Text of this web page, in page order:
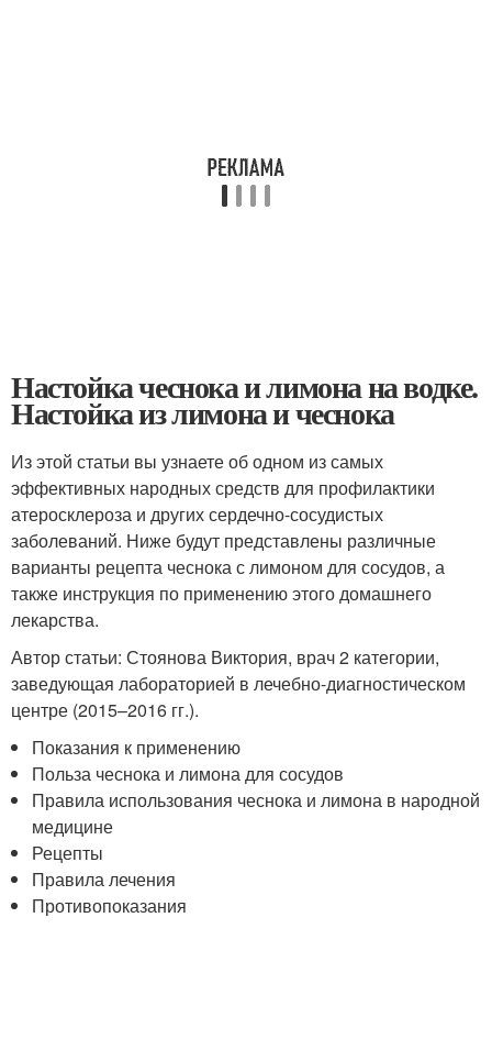
Настойка чеснока и лимона на водке.
Настойка из лимона и чеснока
Из этой статьи вы узнаете об одном из самых
эффективных народных средств для профилактики
атеросклероза и других сердечно-сосудистых
заболеваний. Ниже будут представлены различные
варианты рецепта чеснока с лимоном для сосудов, а
также инструкция по применению этого домашнего
лекарства.
Автор статьи: Стоянова Виктория, врач 2 категории,
заведующая лабораторией в лечебно-диагностическом
центре (2015–2016 гг.).
Показания к применению
Польза чеснока и лимона для сосудов
Правила использования чеснока и лимона в народной
медицине
Рецепты
Правила лечения
Противопоказания